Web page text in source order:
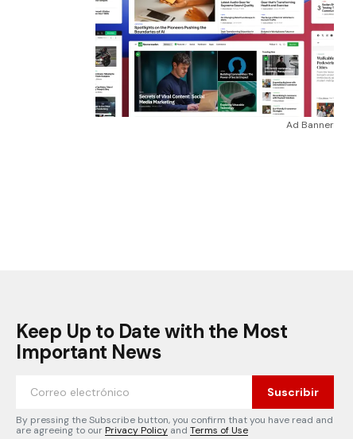
Ad Banner
Keep Up to Date with the Most
Important News
Suscribir
By pressing the Subscribe button, you confirm that you have read and
are agreeing to ourPrivacy Policy and Terms of Use